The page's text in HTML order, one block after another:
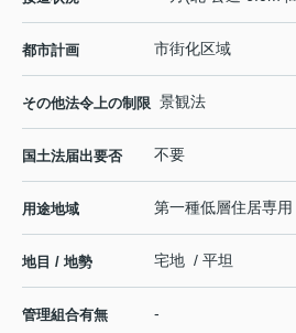
都市計画 市街化区域
その他法令上の制限 景観法
国土法届出要否 不要
用途地域 第一種低層住居専用
地目 / 地勢 宅地 / 平坦
管理組合有無 -